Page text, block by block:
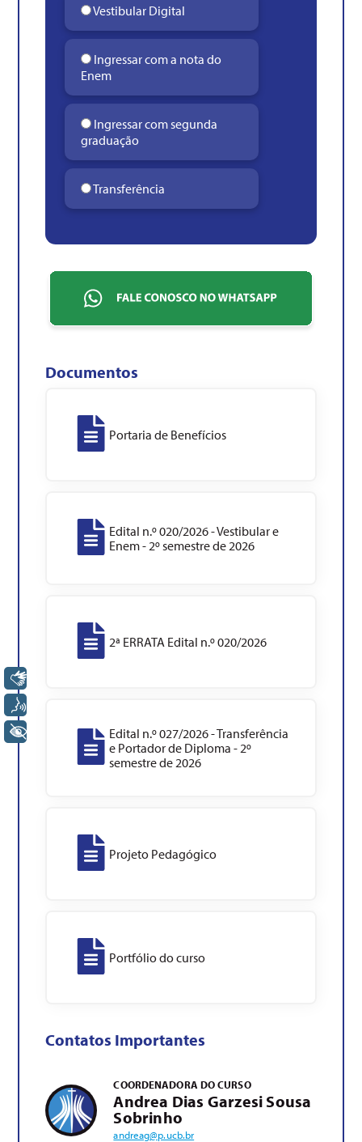
Vestibular Digital
Ingressar com a nota do
Enem
Ingressar com segunda
graduação
Transferência
Documentos
Portaria de Benefícios
Edital n.º 020/2026 - Vestibular e
Enem - 2º semestre de 2026
2ª ERRATA Edital n.º 020/2026
Edital n.º 027/2026 - Transferência
e Portador de Diploma - 2º
semestre de 2026
Projeto Pedagógico
Portfólio do curso
Contatos Importantes
COORDENADORA DO CURSO
Andrea Dias Garzesi Sousa
Sobrinho
andreag@p.ucb.br
+ Acessibilidade